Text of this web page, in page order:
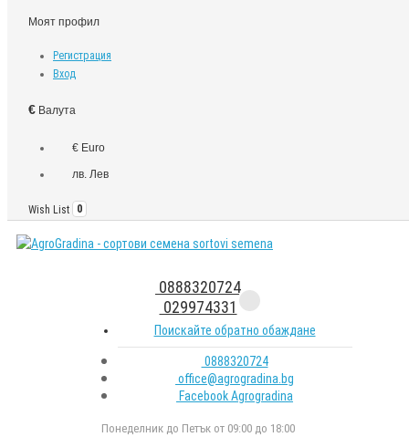
Моят профил
Регистрация
Вход
€ Валута
€ Euro
лв. Лев
Wish List 0
0888320724
029974331
Поискайте обратно обаждане
0888320724
office@agrogradina.bg
Facebook Agrogradina
Понеделник до Петък от 09:00 до 18:00